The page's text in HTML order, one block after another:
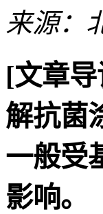
来源：
[文章
解抗菌
一般受
影响。